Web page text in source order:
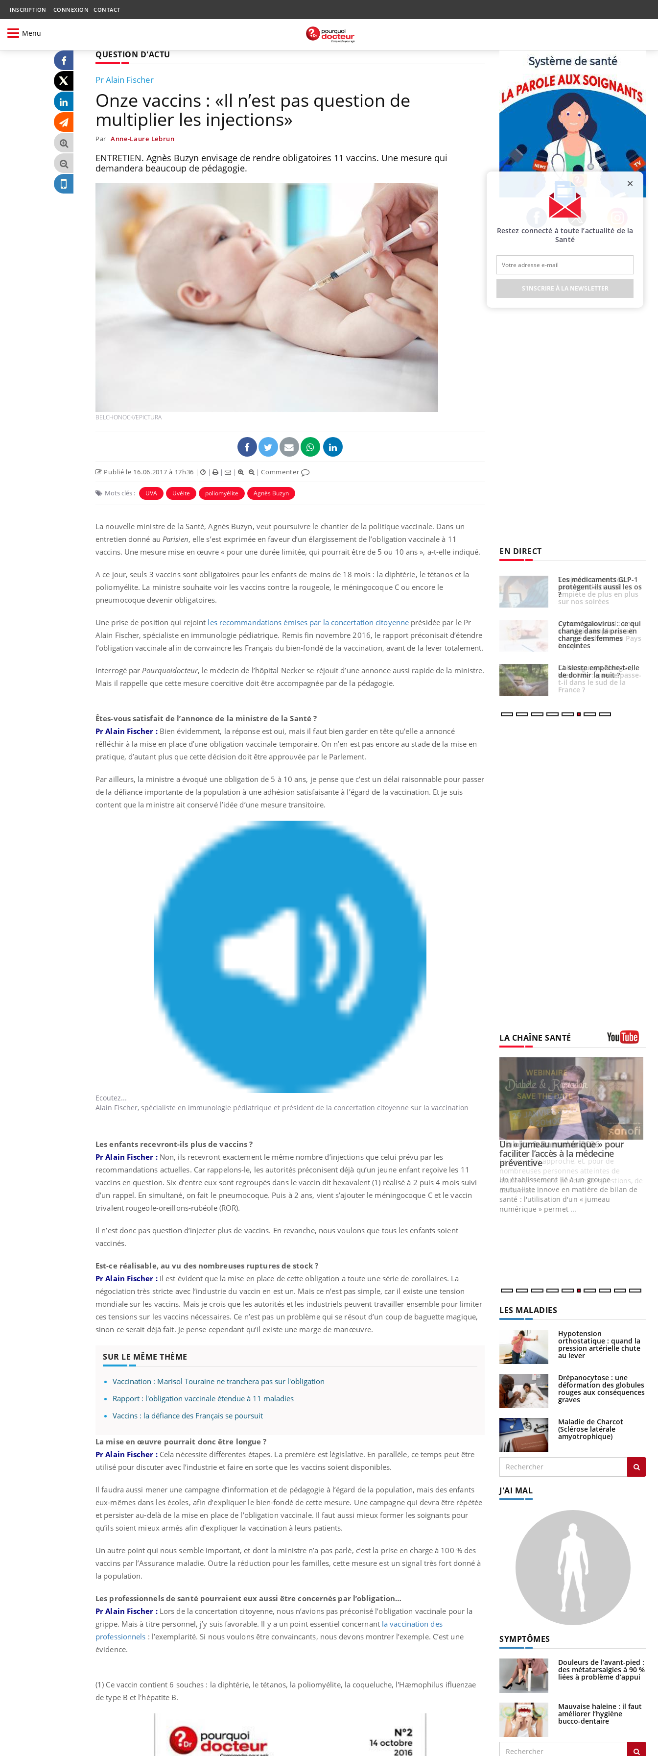
INSCRIPTION CONNEXION CONTACT
Menu
QUESTION D'ACTU
Pr Alain Fischer
Onze vaccins : «Il n’est pas question de
multiplier les injections»
Par Anne-Laure Lebrun
ENTRETIEN. Agnès Buzyn envisage de rendre obligatoires 11 vaccins. Une mesure qui
demandera beaucoup de pédagogie.
BELCHONOCK/EPICTURA
Publié le 16.06.2017 à 17h36 | | | | |Commenter
Mots clés : UVA Uvéite poliomyélite Agnès Buzyn
La nouvelle ministre de la Santé, Agnès Buzyn, veut poursuivre le chantier de la politique vaccinale. Dans un
entretien donné au Parisien, elle s’est exprimée en faveur d’un élargissement de l’obligation vaccinale à 11
vaccins. Une mesure mise en œuvre « pour une durée limitée, qui pourrait être de 5 ou 10 ans », a-t-elle indiqué.
A ce jour, seuls 3 vaccins sont obligatoires pour les enfants de moins de 18 mois : la diphtérie, le tétanos et la
poliomyélite. La ministre souhaite voir les vaccins contre la rougeole, le méningocoque C ou encore le
pneumocoque devenir obligatoires.
Une prise de position qui rejoint les recommandations émises par la concertation citoyenne présidée par le Pr
Alain Fischer, spécialiste en immunologie pédiatrique. Remis fin novembre 2016, le rapport préconisait d’étendre
l’obligation vaccinale afin de convaincre les Français du bien-fondé de la vaccination, avant de la lever totalement.
Interrogé par Pourquoidocteur, le médecin de l’hôpital Necker se réjouit d’une annonce aussi rapide de la ministre.
Mais il rappelle que cette mesure coercitive doit être accompagnée par de la pédagogie.
Êtes-vous satisfait de l’annonce de la ministre de la Santé ?
Pr Alain Fischer :Bien évidemment, la réponse est oui, mais il faut bien garder en tête qu’elle a annoncé
réfléchir à la mise en place d’une obligation vaccinale temporaire. On n’en est pas encore au stade de la mise en
pratique, d’autant plus que cette décision doit être approuvée par le Parlement.
Par ailleurs, la ministre a évoqué une obligation de 5 à 10 ans, je pense que c’est un délai raisonnable pour passer
de la défiance importante de la population à une adhésion satisfaisante à l’égard de la vaccination. Et je suis
content que la ministre ait conservé l’idée d’une mesure transitoire.
Ecoutez...
Alain Fischer, spécialiste en immunologie pédiatrique et président de la concertation citoyenne sur la vaccination
Les enfants recevront-ils plus de vaccins ?
Pr Alain Fischer : Non, ils recevront exactement le même nombre d’injections que celui prévu par les
recommandations actuelles. Car rappelons-le, les autorités préconisent déjà qu’un jeune enfant reçoive les 11
vaccins en question. Six d’entre eux sont regroupés dans le vaccin dit hexavalent (1) réalisé à 2 puis 4 mois suivi
d’un rappel. En simultané, on fait le pneumocoque. Puis à 2 ans, vient s’ajouter le méningocoque C et le vaccin
trivalent rougeole-oreillons-rubéole (ROR).
Il n’est donc pas question d’injecter plus de vaccins. En revanche, nous voulons que tous les enfants soient
vaccinés.
Est-ce réalisable, au vu des nombreuses ruptures de stock ?
Pr Alain Fischer : Il est évident que la mise en place de cette obligation a toute une série de corollaires. La
négociation très stricte avec l’industrie du vaccin en est un. Mais ce n’est pas simple, car il existe une tension
mondiale sur les vaccins. Mais je crois que les autorités et les industriels peuvent travailler ensemble pour limiter
ces tensions sur les vaccins nécessaires. Ce n’est pas un problème qui se résout d’un coup de baguette magique,
sinon ce serait déjà fait. Je pense cependant qu’il existe une marge de manœuvre.
SUR LE MÊME THÈME
Vaccination : Marisol Touraine ne tranchera pas sur l'obligation
Rapport : l'obligation vaccinale étendue à 11 maladies
Vaccins : la défiance des Français se poursuit
La mise en œuvre pourrait donc être longue ?
Pr Alain Fischer : Cela nécessite différentes étapes. La première est législative. En parallèle, ce temps peut être
utilisé pour discuter avec l’industrie et faire en sorte que les vaccins soient disponibles.
Il faudra aussi mener une campagne d’information et de pédagogie à l’égard de la population, mais des enfants
eux-mêmes dans les écoles, afin d’expliquer le bien-fondé de cette mesure. Une campagne qui devra être répétée
et persister au-delà de la mise en place de l’obligation vaccinale. Il faut aussi mieux former les soignants pour
qu’ils soient mieux armés afin d'expliquer la vaccination à leurs patients.
Un autre point qui nous semble important, et dont la ministre n’a pas parlé, c’est la prise en charge à 100 % des
vaccins par l’Assurance maladie. Outre la réduction pour les familles, cette mesure est un signal très fort donné à
la population.
Les professionnels de santé pourraient eux aussi être concernés par l’obligation…
Pr Alain Fischer : Lors de la concertation citoyenne, nous n’avions pas préconisé l’obligation vaccinale pour la
grippe. Mais à titre personnel, j’y suis favorable. Il y a un point essentiel concernant la vaccination des
professionnels : l’exemplarité. Si nous voulons être convaincants, nous devons montrer l’exemple. C’est une
évidence.
(1) Ce vaccin contient 6 souches : la diphtérie, le tétanos, la poliomyélite, la coqueluche, l'Hæmophilus ifluenzae
de type B et l'hépatite B.
Facebook Twitter Instagram
EN DIRECT
Syndrome métabolique :
quels sont les meilleurs
exercices physiques ?
Comment éviter une otite
pendant les vacances ?
Hantavirus : un cas
détecté chez un touriste
en France
Mortalité infantile : un
rapport s’interroge sur
son taux élevé en France
Grossesse à risque : ce jus
naturel attire l'attention
des chercheurs
Comment oublier les
écrans en vacances ?
Toujours connectés :
comment le travail
Cancer colorectal : une
stratégie simple aurait
changé la donne au Pays
basque
Chikungunya, dengue,
West Nile : que se passe-
Les médicaments GLP-1
protègent-ils aussi les os
?
Cytomégalovirus : ce qui
change dans la prise en
charge des femmes
enceintes
La sieste empêche-t-elle
de dormir la nuit ?
LA CHAÎNE SANTÉ
Insuline & Charge mentale : et si on
osait en parler??Youtube
En 2026, l'insuline dans le diabète de type 2
reste entourée d'idées reçues chez les
patients comme parfois chez les soignants.
Youtube
Eczéma Chronique des Mains : se
préparer pour l’été !Youtube
L'été arrive… et avec lui, un tout nouveau
rythme de vie ! Vacances, plage, piscine,
soleil, activités en plein air… Nos mains
sont ...
Le Ramadan approche, et, pour de
nombreuses personnes atteintes de
diabète, c'est une période de questions, de
défis, mais ...
Youtube
Un « jumeau numérique » pour
faciliter l’accès à la médecine
préventiveYoutube
Un établissement lié à un groupe
mutualiste innove en matière de bilan de
santé : l'utilisation d'un « jumeau
numérique » permet ...
LES MALADIES
Hypotension
orthostatique : quand la
pression artérielle chute
au lever
Drépanocytose : une
déformation des globules
rouges aux conséquences
graves
Maladie de Charcot
(Sclérose latérale
amyotrophique)
J'AI MAL
SYMPTÔMES
Douleurs de l’avant-pied :
des métatarsalgies à 90 %
liées à problème d’appui
Mauvaise haleine : il faut
améliorer l’hygiène
bucco-dentaire
Restez connecté à toute l’actualité de la
Santé
S'INSCRIRE À LA NEWSLETTER